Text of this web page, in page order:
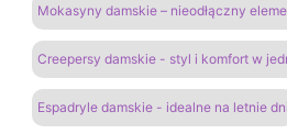
Mokasyny damskie – nieodłączny
Creepersy damskie - styl i komfort w
Espadryle damskie - idealne na letnie dni